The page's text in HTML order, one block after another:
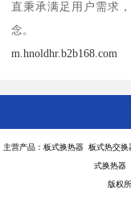
直秉承满足用户需求
念。
m.hnoldhr.b2b168.com
主营产品：板式换热器 板式热交
式换热器
版权